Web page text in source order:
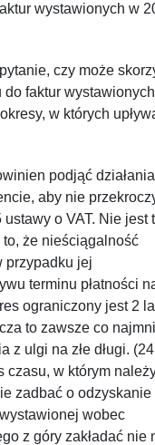
wystawionych w
czy może
faktur
w których
podjąć
aby nie
o VAT. Nie jest
że nieściągalność
przypadku jej
terminu płatności
ograniczony jest 2
to zawsze co
ulgi na złe długi.
czasu, w którym
zadbać o odzyskanie
wobec
z góry zakładać nie